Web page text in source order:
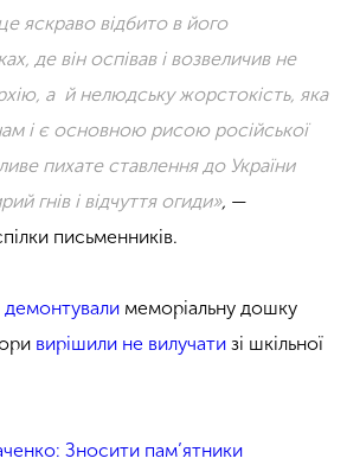
яскраво відбито в його
де він оспівав і возвеличив не
а й нелюдську жорстокість, яка
і є основною рисою російської
пихате ставлення до України
гнів і відчуття огиди», —
письменників.
демонтували меморіальну дошку
вирішили не вилучати зі шкільної
Зносити пам’ятники